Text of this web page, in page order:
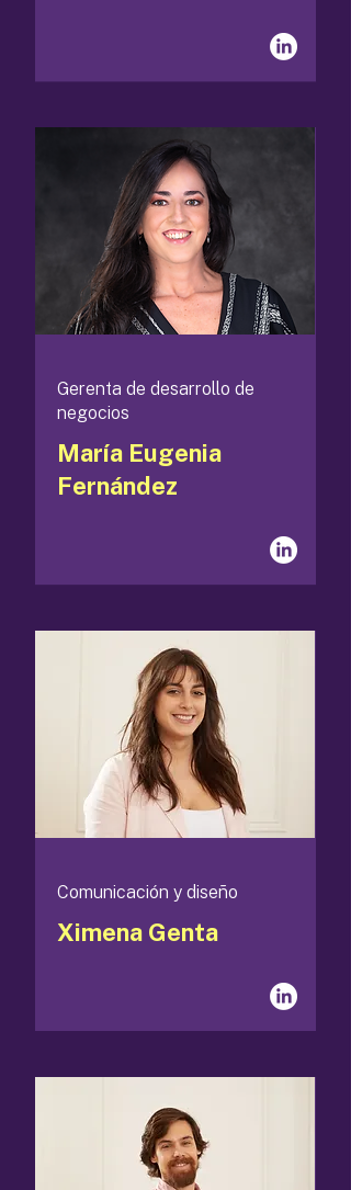
Gerenta de desarrollo de
negocios
María Eugenia
Fernández
Comunicación y diseño
Ximena Genta